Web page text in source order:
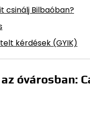
csinálj Bilbaóban?
kérdések (GYIK)
óvárosban: